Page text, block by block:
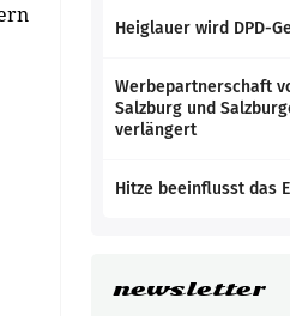
Heiglauer wird DPD-
Werbepartnerschaft
Salzburg und
verlängert
Hitze beeinflusst das
newsletter